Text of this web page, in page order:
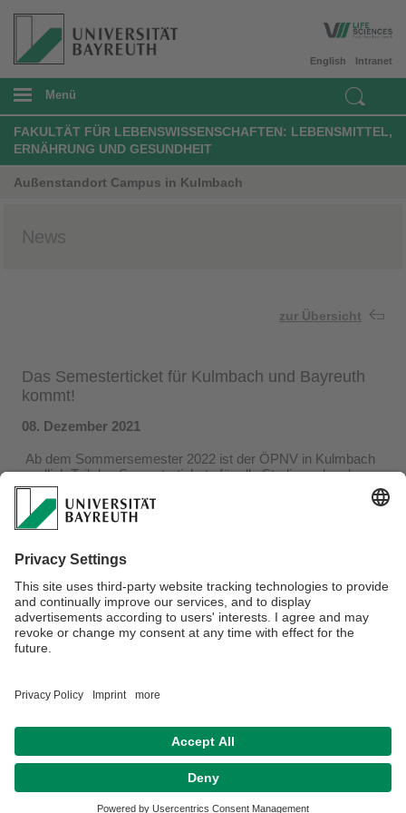
Intranet
English
Menü
FAKULTÄT FÜR LEBENSWISSENSCHAFTEN: LEBENSMITTEL,
ERNÄHRUNG UND GESUNDHEIT
Außenstandort Campus in Kulmbach
News
zur Übersicht
Das Semesterticket für Kulmbach und Bayreuth
kommt!
08. Dezember 2021
Ab dem Sommersemester 2022 ist der ÖPNV in Kulmbach
endlich Teil des Semestertickets für alle Studierenden der
UniBayreuth. Dann können nicht nur die Studierenden der
Fakultät für Lebenswissenschaften: Lebensmittel,
Ernährung und Gesundheit in Kulmbach ohne extra Ticket
Studierende können den Unistandort in der Nachbarstadt
dann problemlos mit ihrem Semesterticket besuchen. Die
Fahrerlaubnis gilt ab dem 1. April und kostet für das
Sommersemester 2022 statt bisher 60,18 Euro dann 64,03
Euro. Mehr Infos zum Semesterticket, das über das
#StudentenwerkOberfranken ausgegeben wird, finden sich
hier:
https://www.studentenwerk-oberfranken.de/das-
Hausordnung
Barrierefreiheitserklärung
Impressum Sitemap